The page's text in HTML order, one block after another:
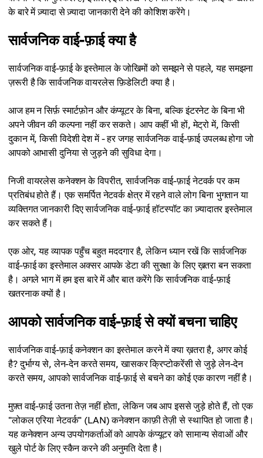
के बारे में ज़्यादा से ज़्यादा जानकारी देने की कोशिश करेंगे।
सार्वजनिक वाई-फ़ाई क्या है
सार्वजनिक वाई-फ़ाई के इस्तेमाल के जोखिमों को समझने से पहले, यह समझना
ज़रूरी है कि सार्वजनिक वायरलेस फ़िडेलिटी क्या है।
आज हम न सिर्फ़ स्मार्टफ़ोन और कंप्यूटर के बिना, बल्कि इंटरनेट के बिना भी
अपने जीवन की कल्पना नहीं कर सकते। आप कहीं भी हों, मेट्रो में, किसी
दुकान में, किसी विदेशी देश में - हर जगह सार्वजनिक वाई-फ़ाई उपलब्ध होगा जो
आपको आभासी दुनिया से जुड़ने की सुविधा देगा।
निजी वायरलेस कनेक्शन के विपरीत, सार्वजनिक वाई-फ़ाई नेटवर्क पर कम
प्रतिबंध होते हैं। एक समर्पित नेटवर्क क्षेत्र में रहने वाले लोग बिना भुगतान या
व्यक्तिगत जानकारी दिए सार्वजनिक वाई-फ़ाई हॉटस्पॉट का ज़्यादातर इस्तेमाल
कर सकते हैं।
एक ओर, यह व्यापक पहुँच बहुत मददगार है, लेकिन ध्यान रखें कि सार्वजनिक
वाई-फ़ाई का इस्तेमाल अक्सर आपके डेटा की सुरक्षा के लिए ख़तरा बन सकता
है। अगले भाग में हम इस बारे में और बात करेंगे कि सार्वजनिक वाई-फ़ाई
खतरनाक क्यों है।
आपको सार्वजनिक वाई-फ़ाई से क्यों बचना चाहिए
सार्वजनिक वाई-फ़ाई कनेक्शन का इस्तेमाल करने में क्या ख़तरा है, अगर कोई
है? दुर्भाग्य से, लेन-देन करते समय, खासकर क्रिप्टोकरेंसी से जुड़े लेन-देन
करते समय, आपको सार्वजनिक वाई-फ़ाई से बचने का कोई एक कारण नहीं है।
मुफ़्त वाई-फ़ाई उतना तेज़ नहीं होता, लेकिन जब आप इससे जुड़े होते हैं, तो एक
"लोकल एरिया नेटवर्क" (LAN) कनेक्शन काफ़ी तेज़ी से स्थापित हो जाता है।
यह कनेक्शन अन्य उपयोगकर्ताओं को आपके कंप्यूटर को सामान्य सेवाओं और
खुले पोर्ट के लिए स्कैन करने की अनुमति देता है।